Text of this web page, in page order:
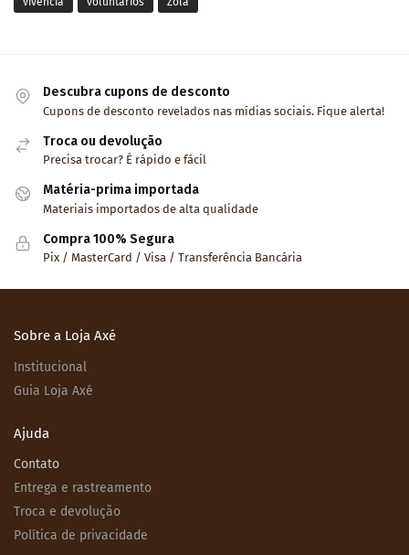
Descubra cupons de desconto
Cupons de desconto revelados nas mídias sociais. Fique alerta!
Troca ou devolução
Precisa trocar? É rápido e fácil
Matéria-prima importada
Materiais importados de alta qualidade
Compra 100% Segura
Pix / MasterCard / Visa / Transferência Bancária
Sobre a Loja Axé
Institucional
Guia Loja Axé
Ajuda
Contato
Entrega e rastreamento
Troca e devolução
Política de privacidade